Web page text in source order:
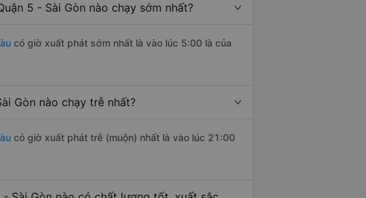
5 - Sài Gòn nào chạy sớm nhất?
có giờ xuất phát sớm nhất là vào lúc 5:00 là của
Gòn nào chạy trễ nhất?
có giờ xuất phát trễ (muộn) nhất là vào lúc 21:00